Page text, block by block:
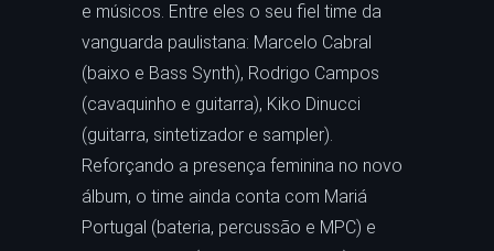
e músicos. Entre eles o seu fiel time da
vanguarda paulistana: Marcelo Cabral
(baixo e Bass Synth), Rodrigo Campos
(cavaquinho e guitarra), Kiko Dinucci
(guitarra, sintetizador e sampler).
Reforçando a presença feminina no novo
álbum, o time ainda conta com Mariá
Portugal (bateria, percussão e MPC) e